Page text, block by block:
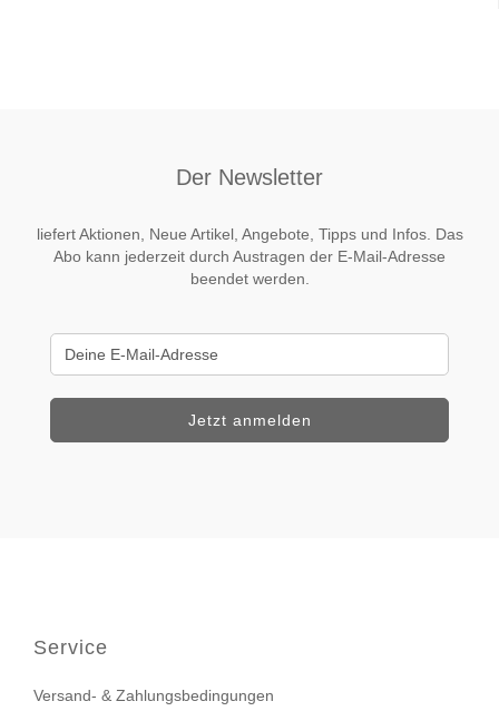
Der Newsletter
liefert Aktionen, Neue Artikel, Angebote, Tipps und Infos. Das
Abo kann jederzeit durch Austragen der E-Mail-Adresse
beendet werden.
Service
Versand- & Zahlungsbedingungen